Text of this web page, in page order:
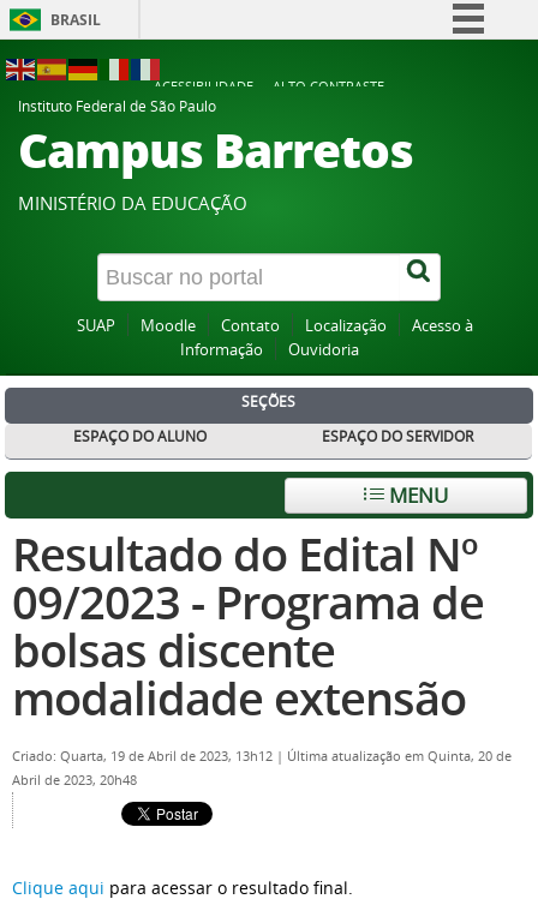
BRASIL
Participe
Acesso à informação
Canais
ACESSIBILIDADE
ALTO CONTRASTE
Instituto Federal de São Paulo
Campus Barretos
MINISTÉRIO DA EDUCAÇÃO
SUAP Moodle Contato Localização
Acesso à
Informação
Ouvidoria
SEÇÕES
ESPAÇO DO ALUNO
ESPAÇO DO SERVIDOR
MENU
Resultado do Edital Nº
09/2023 - Programa de
bolsas discente
modalidade extensão
Criado: Quarta, 19 de Abril de 2023, 13h12 | Última atualização em Quinta, 20 de
Abril de 2023, 20h48
Clique aqui para acessar o resultado final.